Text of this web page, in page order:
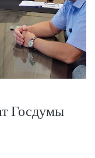
Госдумы